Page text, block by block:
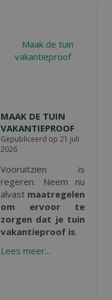
MAAK DE TUIN
VAKANTIEPROOF
Gepubliceerd op 21 juli
2026
Vooruitzien is
regeren. Neem nu
alvast maatregelen
om ervoor te
zorgen dat je tuin
vakantieproof is.
Lees meer...